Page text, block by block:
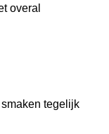
overal
tegelijk